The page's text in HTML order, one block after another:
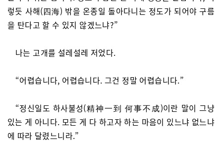
렇듯 사해(四海) 밖을 온종일 돌아다니는 정도가 되어야 구름
을 탄다고 할 수 있지 않겠느냐?”
나는 고개를 설레설레 저었다.
“어렵습니다, 어렵습니다. 그건 정말 어렵습니다.”
“정신일도 하사불성(精神一到 何事不成)이란 말이 그냥
있는 게 아니다. 모든 게 다 하고자 하는 마음이 있느냐 없느냐
에 따라 달렸느니라.”